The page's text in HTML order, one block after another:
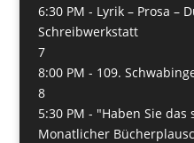
6:30 PM - Lyrik – Prosa –
Schreibwerkstatt
7
8:00 PM - 109.
8
5:30 PM - "Haben Sie das
Monatlicher